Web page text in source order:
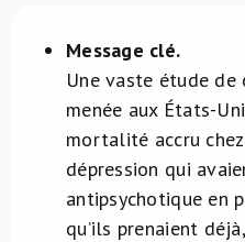
Message clé.
Une vaste étude
menée aux États-
mortalité accru
dépression qui
antipsychotique en
qu’ils prenaient